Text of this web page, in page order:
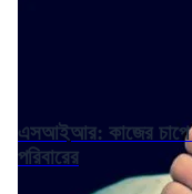
এসআইআর: কাজের চাপে
পরিবারের